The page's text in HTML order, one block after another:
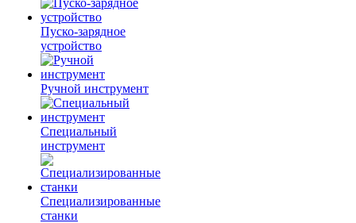
Пуско-зарядное
устройство
Ручной инструмент
Специальный
инструмент
Специализированные
станки